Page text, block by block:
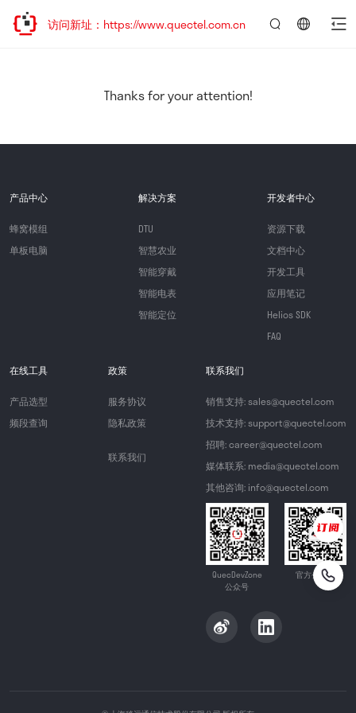
，欢迎访问新址：https://www.quectel.com.cn
Thanks for your attention!
产品中心
蜂窝模组
单板电脑
解决方案
DTU
智慧农业
智能穿戴
智能电表
智能定位
开发者中心
资源下载
文档中心
开发工具
应用笔记
Helios SDK
FAQ
在线工具
产品选型
频段查询
政策
服务协议
隐私政策
联系我们
联系我们
销售支持: sales@quectel.com
技术支持: support@quectel.com
招聘: career@quectel.com
媒体联系: media@quectel.com
其他咨询: info@quectel.com
QuecDevZone
公众号
官方公众号